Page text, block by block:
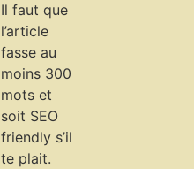
Il faut que
l’article
fasse au
moins 300
mots et
soit SEO
friendly s’il
te plait.